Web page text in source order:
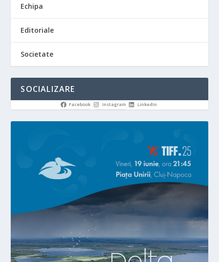
Echipa
Editoriale
Societate
SOCIALIZARE
Facebook Instagram LinkedIn